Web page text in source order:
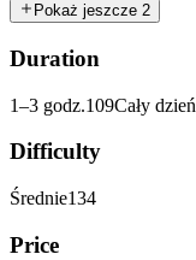
Pokaż jeszcze 2
Duration
1–3 godz.109Cały dzień
Difficulty
Średnie134
Price